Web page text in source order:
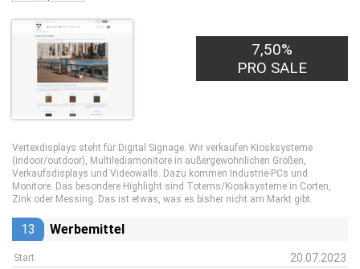
7,50%
PRO SALE
Vertexdisplays steht für Digital Signage. Wir verkaufen Kiosksysteme
(indoor/outdoor), Multilediamonitore in außergewöhnlichen Größen,
Verkaufsdisplays und Videowalls. Dazu kommen Industrie-PCs und
Monitore. Das besondere Highlight sind Totems/Kiosksysteme in Corten,
Zink oder Messing. Das ist etwas, was es bisher nicht am Markt gibt.
13 Werbemittel
Start 20.07.2023